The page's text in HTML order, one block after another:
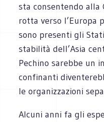
sta consentendo alla
rotta verso l’Europa
sono presenti gli
stabilità dell’Asia
Pechino sarebbe un
confinanti
le organizzazioni
Alcuni anni fa gli